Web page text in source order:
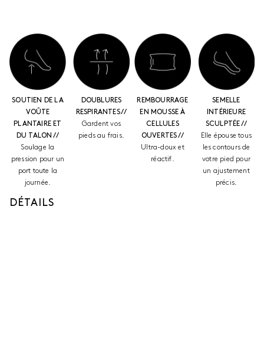
SOUTIEN DE LA
VOÛTE
PLANTAIRE ET
DU TALON //
Soulage la
pression pour un
port toute la
journée.
DOUBLURES
RESPIRANTES //
Gardent vos
pieds au frais.
REMBOURRAGE
EN MOUSSE À
CELLULES
OUVERTES //
Ultra-doux et
réactif.
SEMELLE
INTÉRIEURE
SCULPTÉE //
Elle épouse tous
les contours de
votre pied pour
un ajustement
précis.
DÉTAILS